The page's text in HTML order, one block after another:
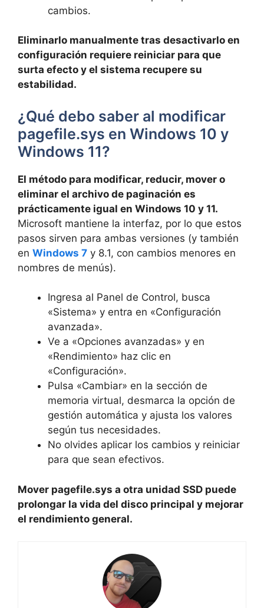
cambios.
Eliminarlo manualmente tras desactivarlo en
configuración requiere reiniciar para que
surta efecto y el sistema recupere su
estabilidad.
¿Qué debo saber al modificar
pagefile.sys en Windows 10 y
Windows 11?
El método para modificar, reducir, mover o
eliminar el archivo de paginación es
prácticamente igual en Windows 10 y 11.
Microsoft mantiene la interfaz, por lo que estos
pasos sirven para ambas versiones (y también
en Windows 7 y 8.1, con cambios menores en
nombres de menús).
Ingresa al Panel de Control, busca
«Sistema» y entra en «Configuración
avanzada».
Ve a «Opciones avanzadas» y en
«Rendimiento» haz clic en
«Configuración».
Pulsa «Cambiar» en la sección de
memoria virtual, desmarca la opción de
gestión automática y ajusta los valores
según tus necesidades.
No olvides aplicar los cambios y reiniciar
para que sean efectivos.
Mover pagefile.sys a otra unidad SSD puede
prolongar la vida del disco principal y mejorar
el rendimiento general.